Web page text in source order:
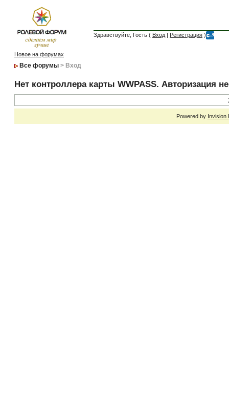
Здравствуйте, Гость ( Вход | Регистрация )
Новое на форумах
Все форумы > Вход
Нет контроллера карты WWPASS. Авторизация
Powered by Invision